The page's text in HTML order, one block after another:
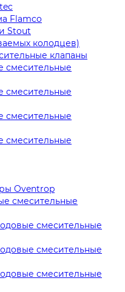
Flamco
Stout
колодцев)
клапаны
смесительные
смесительные
смесительные
смесительные
Oventrop
смесительные
смесительные
смесительные
смесительные